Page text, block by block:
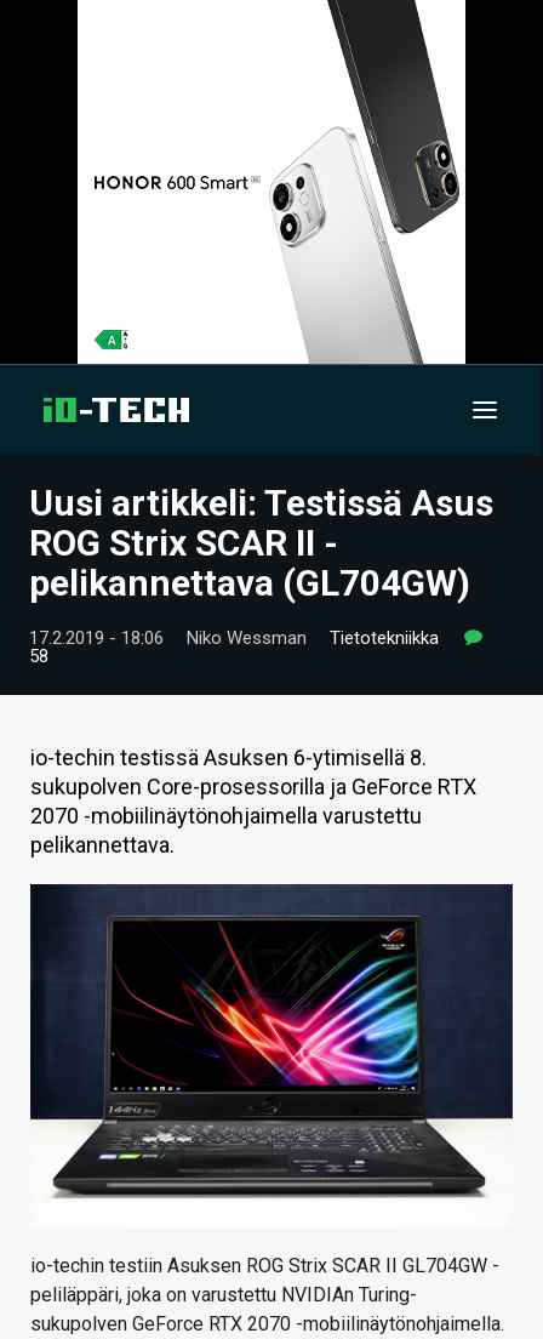
UUTISET
ARTIKKELIT
VIDEOT
HINTA.FI
KAUPPA
VAIHDA TEEMA
Uusi artikkeli: Testissä Asus
ROG Strix SCAR II -
pelikannettava (GL704GW)
17.2.2019 - 18:06 Niko Wessman
Tietotekniikka
58
io-techin testissä Asuksen 6-ytimisellä 8.
sukupolven Core-prosessorilla ja GeForce RTX
2070 -mobiilinäytönohjaimella varustettu
pelikannettava.
io-techin testiin Asuksen ROG Strix SCAR II GL704GW -
peliläppäri, joka on varustettu NVIDIAn Turing-
sukupolven GeForce RTX 2070 -mobiilinäytönohjaimella.